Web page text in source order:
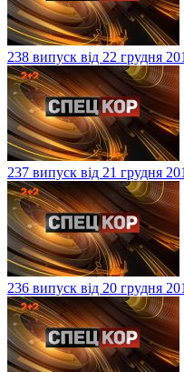
238 випуск від 22 грудня
237 випуск від 21 грудня
236 випуск від 20 грудня